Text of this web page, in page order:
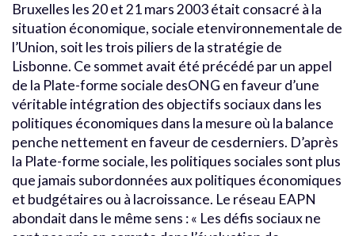
Bruxelles les 20 et 21 mars 2003 était consacré à la
situation économique, sociale etenvironnementale de
l’Union, soit les trois piliers de la stratégie de
Lisbonne. Ce sommet avait été précédé par un appel
de la Plate-forme sociale desONG en faveur d’une
véritable intégration des objectifs sociaux dans les
politiques économiques dans la mesure où la balance
penche nettement en faveur de cesderniers. D’après
la Plate-forme sociale, les politiques sociales sont plus
que jamais subordonnées aux politiques économiques
et budgétaires ou à lacroissance. Le réseau EAPN
abondait dans le même sens : « Les défis sociaux ne